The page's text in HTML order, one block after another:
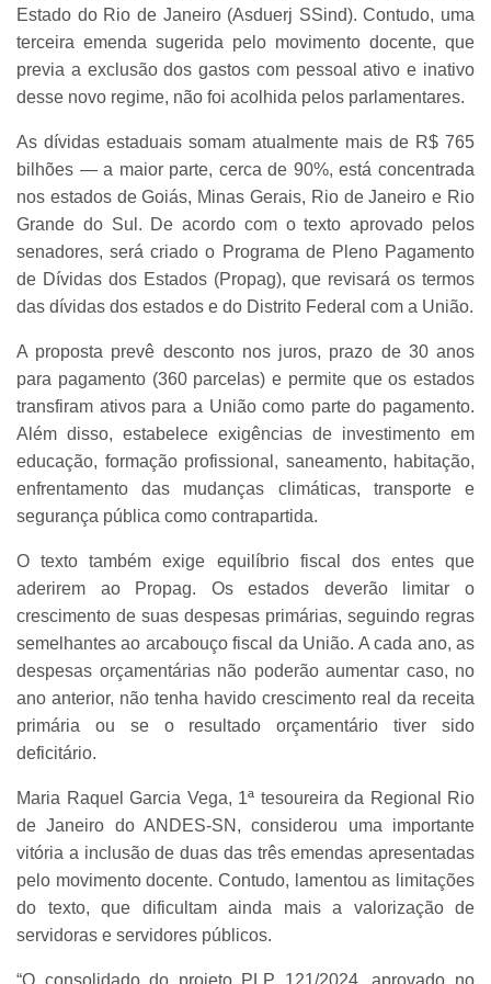
Estado do Rio de Janeiro (Asduerj SSind). Contudo, uma
terceira emenda sugerida pelo movimento docente, que
previa a exclusão dos gastos com pessoal ativo e inativo
desse novo regime, não foi acolhida pelos parlamentares.
As dívidas estaduais somam atualmente mais de R$ 765
bilhões — a maior parte, cerca de 90%, está concentrada
nos estados de Goiás, Minas Gerais, Rio de Janeiro e Rio
Grande do Sul. De acordo com o texto aprovado pelos
senadores, será criado o Programa de Pleno Pagamento
de Dívidas dos Estados (Propag), que revisará os termos
das dívidas dos estados e do Distrito Federal com a União.
A proposta prevê desconto nos juros, prazo de 30 anos
para pagamento (360 parcelas) e permite que os estados
transfiram ativos para a União como parte do pagamento.
Além disso, estabelece exigências de investimento em
educação, formação profissional, saneamento, habitação,
enfrentamento das mudanças climáticas, transporte e
segurança pública como contrapartida.
O texto também exige equilíbrio fiscal dos entes que
aderirem ao Propag. Os estados deverão limitar o
crescimento de suas despesas primárias, seguindo regras
semelhantes ao arcabouço fiscal da União. A cada ano, as
despesas orçamentárias não poderão aumentar caso, no
ano anterior, não tenha havido crescimento real da receita
primária ou se o resultado orçamentário tiver sido
deficitário.
Maria Raquel Garcia Vega, 1ª tesoureira da Regional Rio
de Janeiro do ANDES-SN, considerou uma importante
vitória a inclusão de duas das três emendas apresentadas
pelo movimento docente. Contudo, lamentou as limitações
do texto, que dificultam ainda mais a valorização de
servidoras e servidores públicos.
“O consolidado do projeto PLP 121/2024, aprovado no